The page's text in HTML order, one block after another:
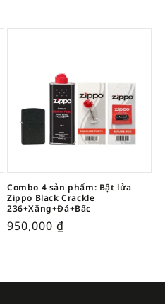
Combo 4 sản phẩm: Bật lửa
Zippo Black Crackle
236+Xăng+Đá+Bấc
950,000 ₫